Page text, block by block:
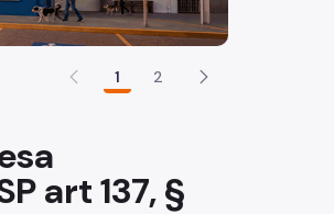
1 2
art 137, §